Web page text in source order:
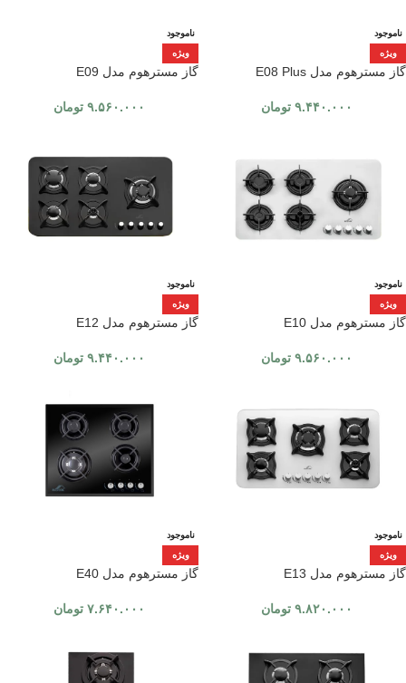
ناموجود
ویژه
گاز مسترهوم مدل E08 Plus
۹.۴۴۰.۰۰۰ تومان
ناموجود
ویژه
گاز مسترهوم مدل E09
۹.۵۶۰.۰۰۰ تومان
ناموجود
ویژه
گاز مسترهوم مدل E10
۹.۵۶۰.۰۰۰ تومان
ناموجود
ویژه
گاز مسترهوم مدل E12
۹.۴۴۰.۰۰۰ تومان
ناموجود
ویژه
گاز مسترهوم مدل E13
۹.۸۲۰.۰۰۰ تومان
ناموجود
ویژه
گاز مسترهوم مدل E40
۷.۶۴۰.۰۰۰ تومان